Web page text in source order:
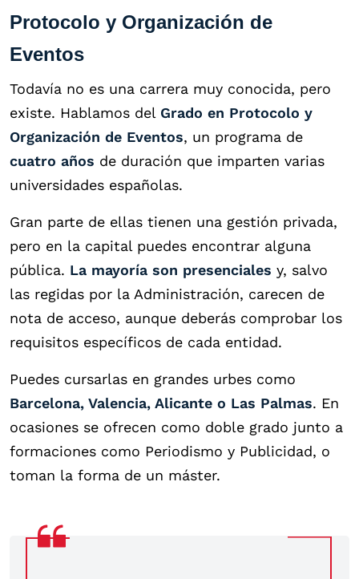
Protocolo y Organización de
Eventos
Todavía no es una carrera muy conocida, pero
existe. Hablamos del Grado en Protocolo y
Organización de Eventos, un programa de
cuatro años de duración que imparten varias
universidades españolas.
Gran parte de ellas tienen una gestión privada,
pero en la capital puedes encontrar alguna
pública. La mayoría son presenciales y, salvo
las regidas por la Administración, carecen de
nota de acceso, aunque deberás comprobar los
requisitos específicos de cada entidad.
Puedes cursarlas en grandes urbes como
Barcelona, Valencia, Alicante o Las Palmas. En
ocasiones se ofrecen como doble grado junto a
formaciones como Periodismo y Publicidad, o
toman la forma de un máster.